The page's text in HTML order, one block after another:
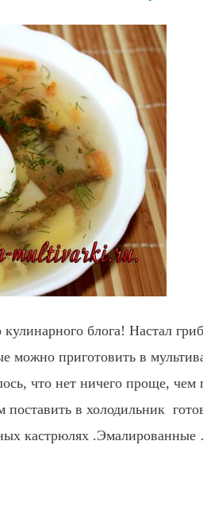
блога! Настал
можно приготовить в
что нет ничего проще, чем
в холодильник
кастрюлях